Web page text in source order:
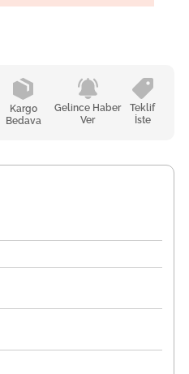
Kargo
Bedava
Gelince Haber
Ver
Teklif
İste